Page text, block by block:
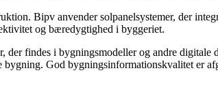
Bipv anvender solpanelsystemer, der
og bæredygtighed i byggeriet.
findes i bygningsmodeller og andre digitale
God bygningsinformationskvalitet er